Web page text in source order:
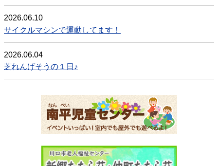
2026.06.10
サイクルマシンで運動してます！
2026.06.04
芝れんげそうの１日♪